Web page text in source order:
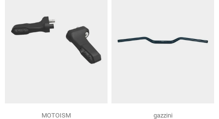
MOTOISM gazzini